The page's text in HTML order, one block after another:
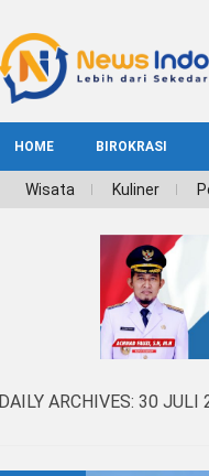
HOME BIROKRASI
INDEKS BIROKRASI
Wisata Kuliner
DAILY ARCHIVES: 30 JULI